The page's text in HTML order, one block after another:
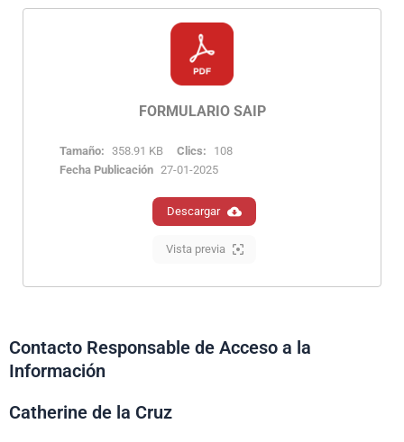
FORMULARIO SAIP
Tamaño: 358.91 KB Clics:
108
Fecha Publicación 27-01-2025
Descargar
Vista previa
Contacto Responsable de Acceso a la
Información
Catherine de la Cruz